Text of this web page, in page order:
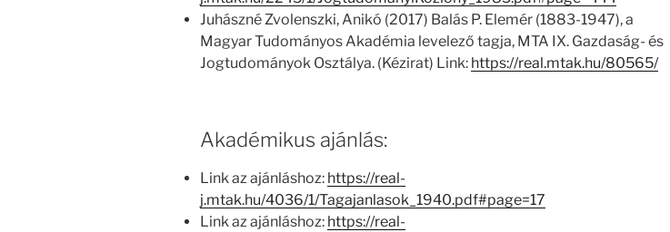
Juhászné Zvolenszki, Anikó (2017) Balás P. Elemér (1883-1947), a
Magyar Tudományos Akadémia levelező tagja, MTA IX. Gazdaság- és
Jogtudományok Osztálya. (Kézirat) Link: https://real.mtak.hu/80565/
Akadémikus ajánlás:
Link az ajánláshoz: https://real-
j.mtak.hu/4036/1/Tagajanlasok_1940.pdf#page=17
Link az ajánláshoz: https://real-